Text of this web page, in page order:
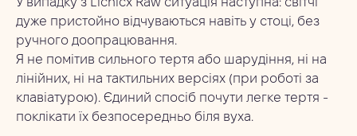
‍У випадку з Lichicx Raw ситуація наступна: світчі
дуже пристойно відчуваються навіть у стоці, без
ручного доопрацювання.
Я не помітив сильного тертя або шарудіння, ні на
лінійних, ні на тактильних версіях (при роботі за
клавіатурою). Єдиний спосіб почути легке тертя -
поклікати їх безпосередньо біля вуха.